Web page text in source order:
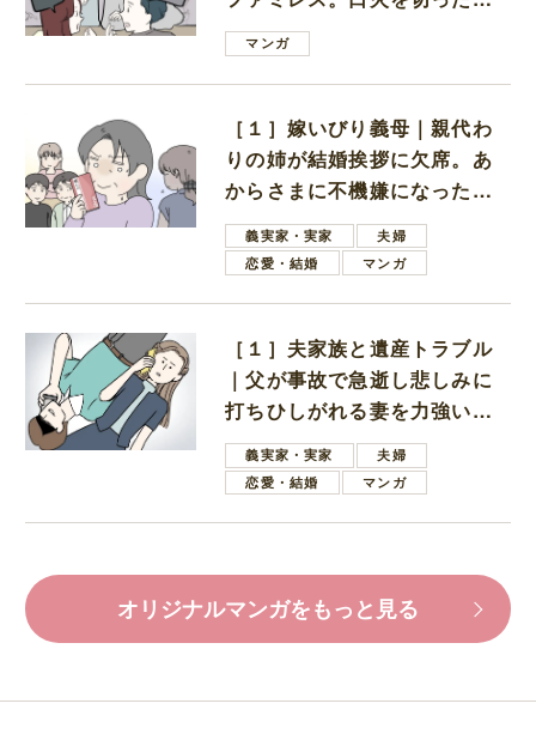
は電車好きの男の子ママ
マンガ
［１］嫁いびり義母｜親代わ
りの姉が結婚挨拶に欠席。あ
からさまに不機嫌になった義
母義実家・実家
夫婦
恋愛・結婚
マンガ
［１］夫家族と遺産トラブル
｜父が事故で急逝し悲しみに
打ちひしがれる妻を力強い言
葉で励ます夫
義実家・実家
夫婦
恋愛・結婚
マンガ
オリジナルマンガをもっと見る